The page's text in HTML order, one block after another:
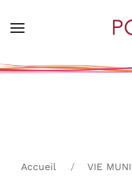
main
Accueil VIE